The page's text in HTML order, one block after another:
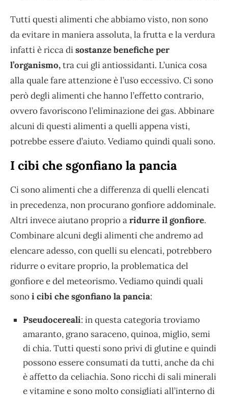
Tutti questi alimenti che abbiamo visto, non sono
da evitare in maniera assoluta, la frutta e la verdura
infatti è ricca disostanze benefiche per
l’organismo,tra cui gli antiossidanti. L’unica cosa
alla quale fare attenzione è l’uso eccessivo. Ci sono
però degli alimenti che hanno l’effetto contrario,
ovvero favoriscono l’eliminazione dei gas. Abbinare
alcuni di questi alimenti a quelli appena visti,
potrebbe essere d’aiuto. Vediamo quindi quali sono.
I cibi che sgonfiano la pancia
Ci sono alimenti che a differenza di quelli elencati
in precedenza, non procurano gonfiore addominale.
Altri invece aiutano proprio aridurre il gonfiore.
Combinare alcuni degli alimenti che andremo ad
elencare adesso, con quelli su elencati, potrebbero
ridurre o evitare proprio, la problematica del
gonfiore e del meteorismo. Vediamo quindi quali
sonoi cibi che sgonfiano la pancia:
Pseudocereali: in questa categoria troviamo
amaranto, grano saraceno, quinoa, miglio, semi
di chia. Tutti questi sono privi di glutine e quindi
possono essere consumati da tutti, anche da chi
è affetto da celiachia. Sono ricchi di sali minerali
e vitamine e sono molto consigliati all’interno di